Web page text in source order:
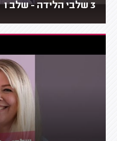
3 שלבי הלידה - שלב 1